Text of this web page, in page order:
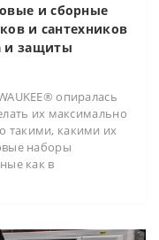
и сборные
и сантехников
и защиты
опиралась
их максимально
какими их
наборы
как в